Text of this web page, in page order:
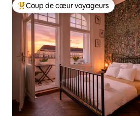
Coups de cœur voyageurs les plus
Coup de cœur voyageurs